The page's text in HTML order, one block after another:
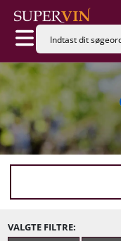
VALGTE FILTRE: